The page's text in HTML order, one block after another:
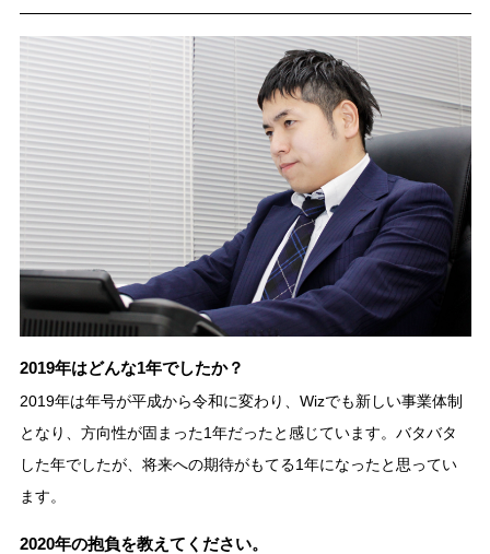
2019年はどんな1年でしたか？
2019年は年号が平成から令和に変わり、Wizでも新しい事業体制
となり、方向性が固まった1年だったと感じています。バタバタ
した年でしたが、将来への期待がもてる1年になったと思ってい
ます。
2020年の抱負を教えてください。